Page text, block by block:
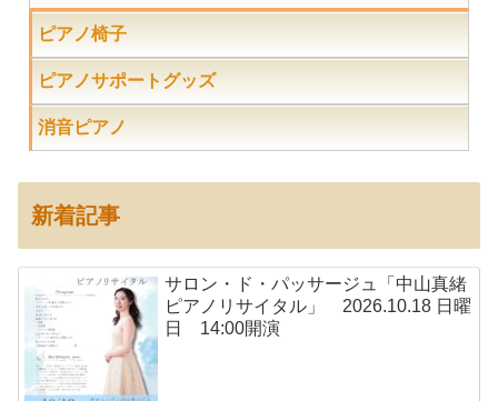
ピアノ椅子
ピアノサポートグッズ
消音ピアノ
新着記事
サロン・ド・パッサージュ「中山真緒
ピアノリサイタル」 2026.10.18 日曜
日 14:00開演